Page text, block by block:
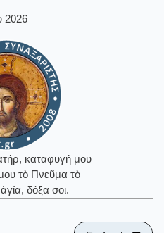
2026
καταφυγή μου
τὸ Πνεῦμα τὸ
δόξα σοι.